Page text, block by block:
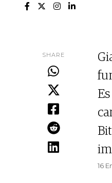
SHARE
16